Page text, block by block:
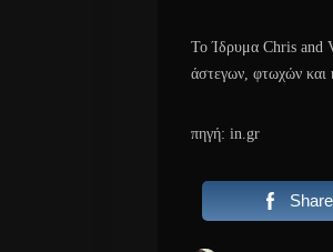
Το Ίδρυμα Chris and
άστεγων, φτωχών και
πηγή: in.gr